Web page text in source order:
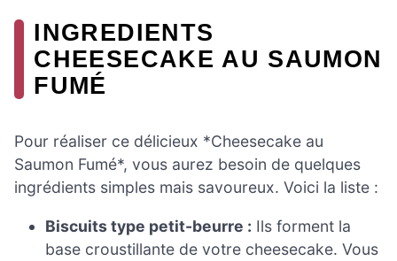
INGREDIENTS
CHEESECAKE AU SAUMON
FUMÉ
Pour réaliser ce délicieux *Cheesecake au
Saumon Fumé*, vous aurez besoin de quelques
ingrédients simples mais savoureux. Voici la liste :
Biscuits type petit-beurre : Ils forment la
base croustillante de votre cheesecake. Vous